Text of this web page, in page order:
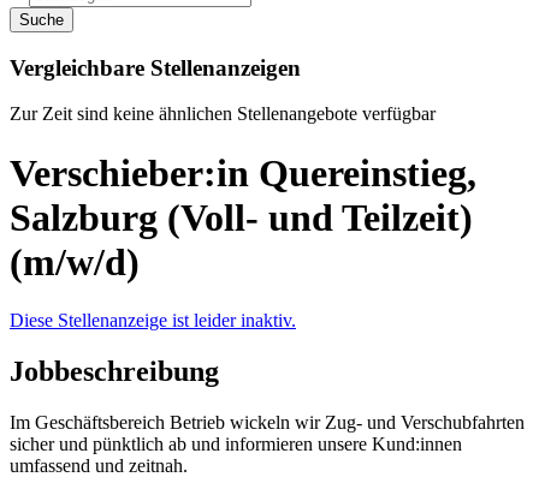
Suche
Vergleichbare Stellenanzeigen
Zur Zeit sind keine ähnlichen Stellenangebote verfügbar
Verschieber:in Quereinstieg,
Salzburg (Voll- und Teilzeit)
(m/w/d)
Diese Stellenanzeige ist leider inaktiv.
Jobbeschreibung
Im Geschäftsbereich Betrieb wickeln wir Zug- und Verschubfahrten
sicher und pünktlich ab und informieren unsere Kund:innen
umfassend und zeitnah.